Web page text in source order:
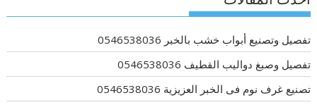
تفصيل وتصنيع أبواب خشب بالخبر 0546538036
تفصيل وصبغ دواليب القطيف 0546538036
تصنيع غرف نوم فى الخبر العزيزية 0546538036